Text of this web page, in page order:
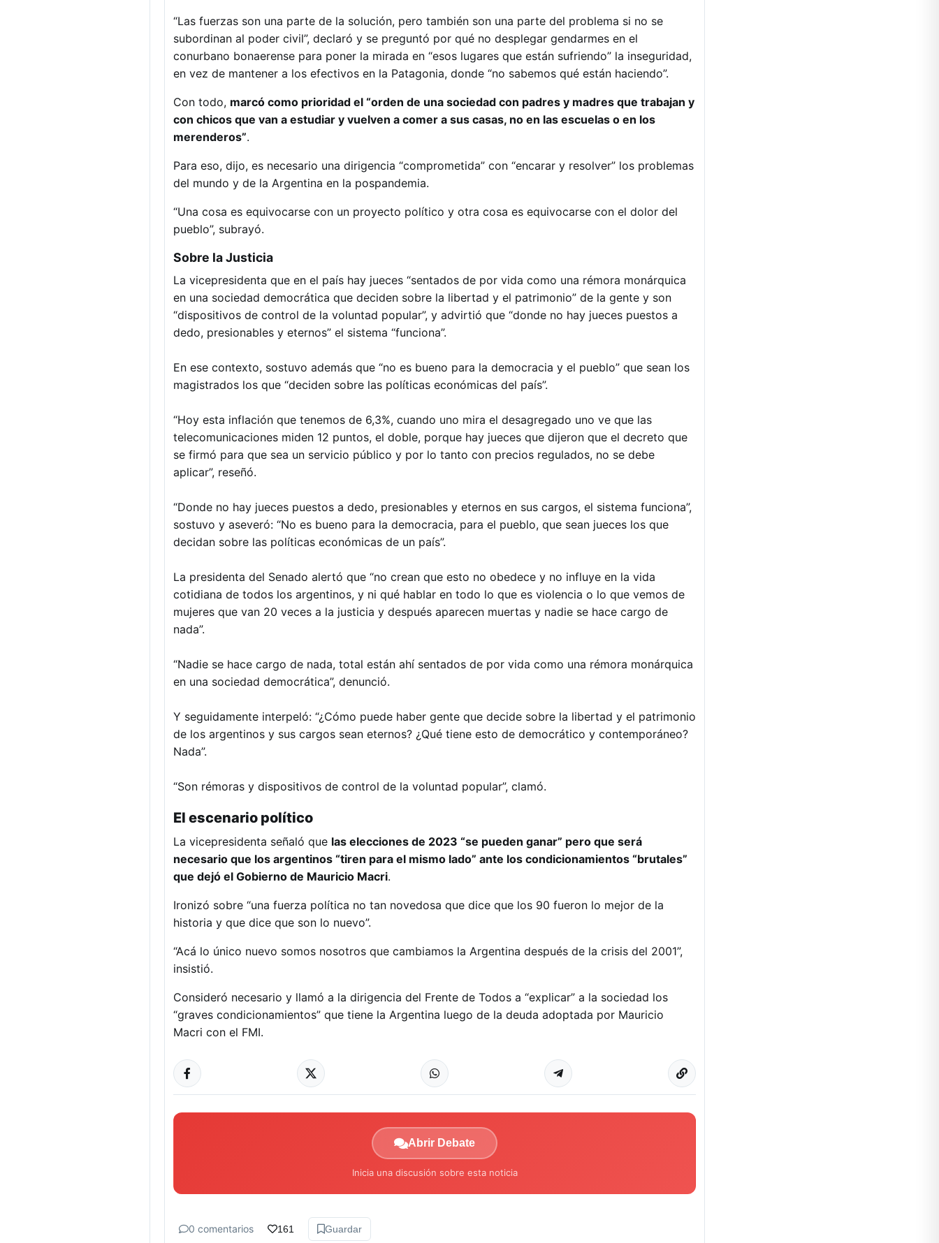
“Las fuerzas son una parte de la solución, pero también son una parte del problema si no se
subordinan al poder civil”, declaró y se preguntó por qué no desplegar gendarmes en el
conurbano bonaerense para poner la mirada en “esos lugares que están sufriendo” la inseguridad,
en vez de mantener a los efectivos en la Patagonia, donde “no sabemos qué están haciendo”.
Con todo, marcó como prioridad el “orden de una sociedad con padres y madres que trabajan y
con chicos que van a estudiar y vuelven a comer a sus casas, no en las escuelas o en los
merenderos”.
Para eso, dijo, es necesario una dirigencia “comprometida” con “encarar y resolver” los problemas
del mundo y de la Argentina en la pospandemia.
“Una cosa es equivocarse con un proyecto político y otra cosa es equivocarse con el dolor del
pueblo”, subrayó.
Sobre la Justicia
La vicepresidenta que en el país hay jueces “sentados de por vida como una rémora monárquica
en una sociedad democrática que deciden sobre la libertad y el patrimonio” de la gente y son
“dispositivos de control de la voluntad popular”, y advirtió que “donde no hay jueces puestos a
dedo, presionables y eternos” el sistema “funciona”.
En ese contexto, sostuvo además que “no es bueno para la democracia y el pueblo” que sean los
magistrados los que “deciden sobre las políticas económicas del país”.
“Hoy esta inflación que tenemos de 6,3%, cuando uno mira el desagregado uno ve que las
telecomunicaciones miden 12 puntos, el doble, porque hay jueces que dijeron que el decreto que
se firmó para que sea un servicio público y por lo tanto con precios regulados, no se debe
aplicar”, reseñó.
“Donde no hay jueces puestos a dedo, presionables y eternos en sus cargos, el sistema funciona”,
sostuvo y aseveró: “No es bueno para la democracia, para el pueblo, que sean jueces los que
decidan sobre las políticas económicas de un país”.
La presidenta del Senado alertó que “no crean que esto no obedece y no influye en la vida
cotidiana de todos los argentinos, y ni qué hablar en todo lo que es violencia o lo que vemos de
mujeres que van 20 veces a la justicia y después aparecen muertas y nadie se hace cargo de
nada”.
“Nadie se hace cargo de nada, total están ahí sentados de por vida como una rémora monárquica
en una sociedad democrática”, denunció.
Y seguidamente interpeló: “¿Cómo puede haber gente que decide sobre la libertad y el patrimonio
de los argentinos y sus cargos sean eternos? ¿Qué tiene esto de democrático y contemporáneo?
Nada”.
“Son rémoras y dispositivos de control de la voluntad popular”, clamó.
El escenario político
La vicepresidenta señaló que las elecciones de 2023 “se pueden ganar” pero que será
necesario que los argentinos “tiren para el mismo lado” ante los condicionamientos “brutales”
que dejó el Gobierno de Mauricio Macri.
Ironizó sobre “una fuerza política no tan novedosa que dice que los 90 fueron lo mejor de la
historia y que dice que son lo nuevo”.
“Acá lo único nuevo somos nosotros que cambiamos la Argentina después de la crisis del 2001”,
insistió.
Consideró necesario y llamó a la dirigencia del Frente de Todos a “explicar” a la sociedad los
“graves condicionamientos” que tiene la Argentina luego de la deuda adoptada por Mauricio
Macri con el FMI.
Abrir Debate
Inicia una discusión sobre esta noticia
0 comentarios 161 Guardar